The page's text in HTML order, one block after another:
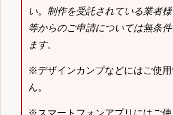
い。 制作を受託されている業者
等からのご申請については無条
ます。
※デザインカンプなどにはご使
ん。